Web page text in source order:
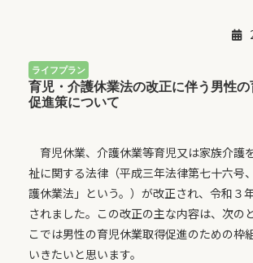
育児・介護休業法の改正に伴う男性
促進策について
育児休業、介護休業等育児又は家族介護
祉に関する法律（平成三年法律第七十六号
護休業法」という。）が改正され、令和３
されました。この改正の主な内容は、次の
こでは男性の育児休業取得促進のための枠
いきたいと思います。